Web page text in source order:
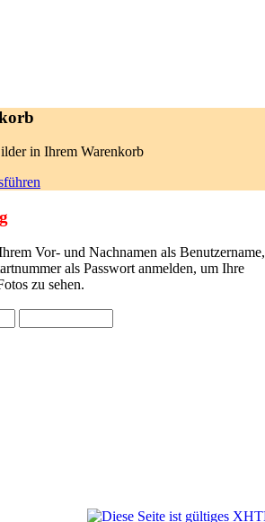
in Ihrem Warenkorb
Vor- und Nachnamen als Benutzername,
als Passwort anmelden, um Ihre
zu sehen.